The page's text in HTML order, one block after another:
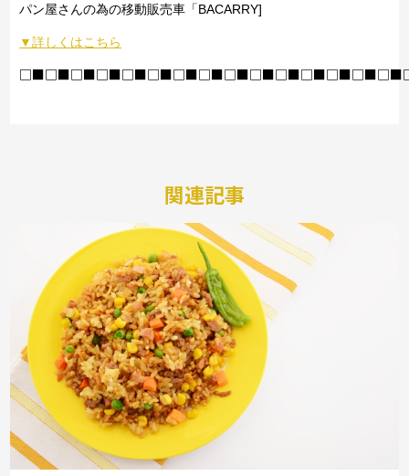
パン屋さんの為の移動販売車「BACARRY]
▼詳しくはこちら
関連記事